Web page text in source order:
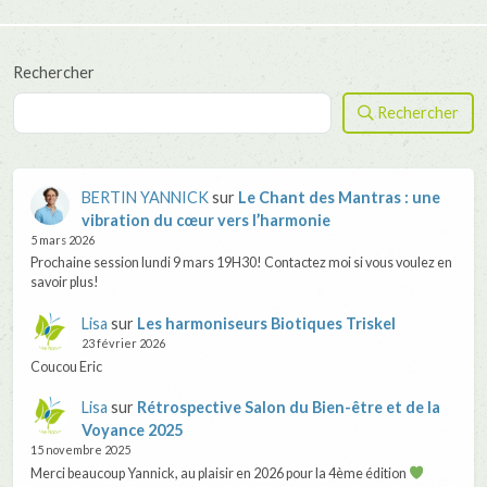
Rechercher
Rechercher
BERTIN YANNICKsur Le Chant des Mantras : une
vibration du cœur vers l’harmonie
5 mars 2026
Prochaine session lundi 9 mars 19H30! Contactez moi si vous voulez en
savoir plus!
Lisa sur Les harmoniseurs Biotiques Triskel
23 février 2026
Coucou Eric
Lisa sur Rétrospective Salon du Bien-être et de la
Voyance 2025
15 novembre 2025
Merci beaucoup Yannick, au plaisir en 2026 pour la 4ème édition